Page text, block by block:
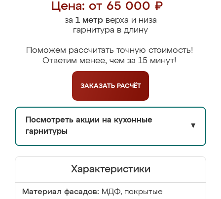
Цена: от 65 000 ₽
за 1 метрверха и низа
гарнитура в длину
Поможем рассчитать точную стоимость!
Ответим менее, чем за 15 минут!
ЗАКАЗАТЬ РАСЧЁТ
Посмотреть акции на кухонные
гарнитуры
▼
Характеристики
Материал фасадов: МДФ, покрытые